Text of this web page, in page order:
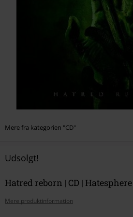
Mere fra kategorien "CD"
Udsolgt!
Hatred reborn | CD | Hatesphere
Mere produktinformation